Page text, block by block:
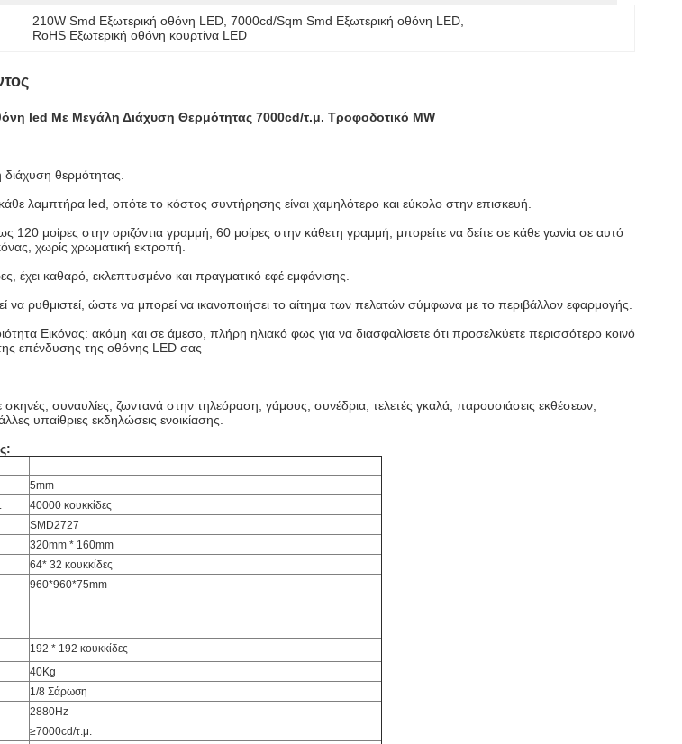
210W Smd Εξωτερική οθόνη LED , 7000cd/Sqm Smd Εξωτερική οθόνη LED
RoHS Εξωτερική οθόνη κουρτίνα LED
led Με Μεγάλη Διάχυση Θερμότητας 7000cd/τ.μ. Τροφοδοτικό MW
διάχυση θερμότητας.
λαμπτήρα led, οπότε το κόστος συντήρησης είναι χαμηλότερο και εύκολο στην επισκευή.
120 μοίρες στην οριζόντια γραμμή, 60 μοίρες στην κάθετη γραμμή, μπορείτε να δείτε σε κάθε γωνία σε αυτό
χωρίς χρωματική εκτροπή.
έχει καθαρό, εκλεπτυσμένο και πραγματικό εφέ εμφάνισης.
να ρυθμιστεί, ώστε να μπορεί να ικανοποιήσει το αίτημα των πελατών σύμφωνα με το περιβάλλον εφαρμογής.
Εικόνας: ακόμη και σε άμεσο, πλήρη ηλιακό φως για να διασφαλίσετε ότι προσελκύετε περισσότερο κοινό
επένδυσης της οθόνης LED σας
σκηνές, συναυλίες, ζωντανά στην τηλεόραση, γάμους, συνέδρια, τελετές γκαλά, παρουσιάσεις εκθέσεων,
υπαίθριες εκδηλώσεις ενοικίασης.
5mm
40000 κουκκίδες
SMD2727
320mm * 160mm
64* 32 κουκκίδες
960*960*75mm
192 * 192 κουκκίδες
40Kg
1/8 Σάρωση
2880Hz
≥7000cd/τ.μ.